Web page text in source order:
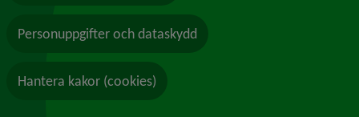
Personuppgifter och dataskydd
Hantera kakor (cookies)